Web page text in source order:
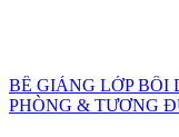
BẾ GIẢNG LỚP
PHÒNG & TƯƠNG